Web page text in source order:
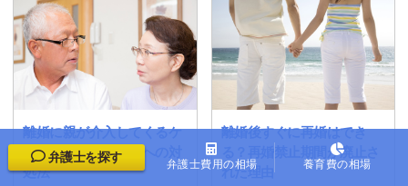
離婚に親が介入してくるケ
ースとは？強引な親への対
処法
離婚後すぐに再婚はでき
る？再婚禁止期間が廃止さ
れた理由
弁護士を探す 弁護士費用の相場 養育費の相場